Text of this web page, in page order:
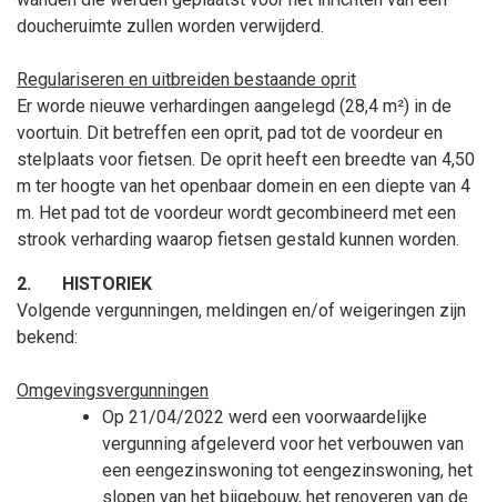
doucheruimte zullen worden verwijderd.
Regulariseren en uitbreiden bestaande oprit
Er worde nieuwe verhardingen aangelegd (28,4 m²) in de
voortuin. Dit betreffen een oprit, pad tot de voordeur en
stelplaats voor fietsen. De oprit heeft een breedte van 4,50
m ter hoogte van het openbaar domein en een diepte van 4
m. Het pad tot de voordeur wordt gecombineerd met een
strook verharding waarop fietsen gestald kunnen worden.
2.
HISTORIEK
Volgende vergunningen, meldingen en/of weigeringen zijn
bekend:
Omgevingsvergunningen
Op 21/04/2022 werd een voorwaardelijke
vergunning afgeleverd voor het verbouwen van
een eengezinswoning tot eengezinswoning, het
slopen van het bijgebouw, het renoveren van de